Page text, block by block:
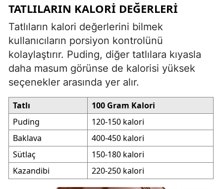
TATLILARIN KALORI DEĞERLERI
Tatlıların kalori değerlerini bilmek
kullanıcıların porsiyon kontrolünü
kolaylaştırır. Puding, diğer tatlılara kıyasla
daha masum görünse de kalorisi yüksek
seçenekler arasında yer alır.
Tatlı
100 Gram Kalori
Puding
120-150 kalori
Baklava
400-450 kalori
Sütlaç
150-180 kalori
Kazandibi
220-250 kalori